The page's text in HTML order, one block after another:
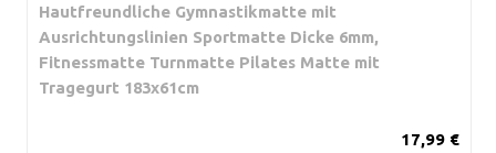
Hautfreundliche Gymnastikmatte mit
Ausrichtungslinien Sportmatte Dicke 6mm,
Fitnessmatte Turnmatte Pilates Matte mit
Tragegurt 183x61cm
17,99 €